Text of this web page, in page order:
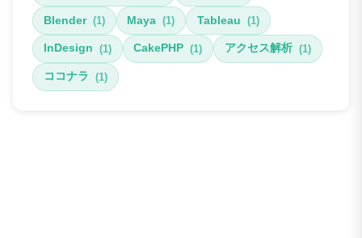
Blender (1) Maya (1) Tableau (1)
InDesign (1) CakePHP (1) アクセス解析 (1)
ココナラ (1)